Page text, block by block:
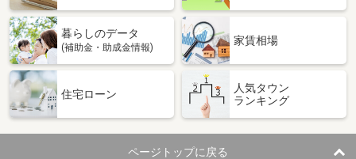
暮らしのデータ
(補助金・助成金情報)
家賃相場
住宅ローン
人気タウン
ランキング
ページトップに戻る